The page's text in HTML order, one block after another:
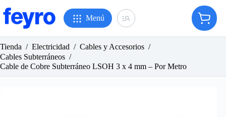
al
contenido
Menú
Carro
de
Tienda / Electricidad / Cables y Accesorios /
Cables Subterráneos /
Cable de Cobre Subterráneo LSOH 3 x 4 mm – Por Metro